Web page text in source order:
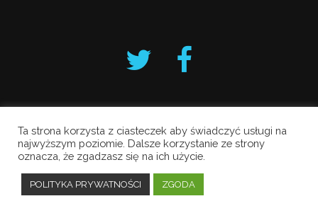
Krakowski Alarm Smogowy
Copyright © 2019 All Rights Reserved.
Polityka prywatności
Ta strona korzysta z ciasteczek aby świadczyć usługi na
najwyższym poziomie. Dalsze korzystanie ze strony
oznacza, że zgadzasz się na ich użycie.
POLITYKA PRYWATNOŚCI ZGODA